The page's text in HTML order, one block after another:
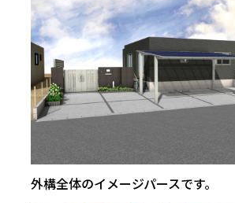
外構全体のイメージパースです。